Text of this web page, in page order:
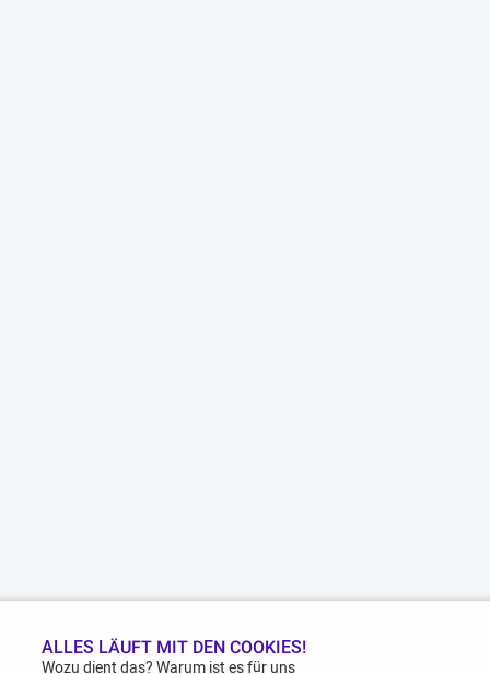
ALLES LÄUFT MIT DEN COOKIES!
Wozu dient das? Warum ist es für uns